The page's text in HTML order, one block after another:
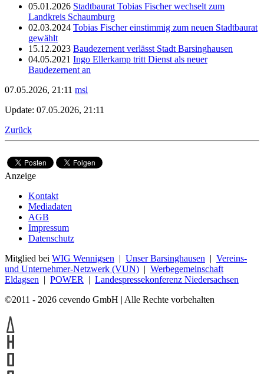
05.01.2026 Stadtbaurat Tobias Fischer wechselt zum
Landkreis Schaumburg
02.03.2024 Tobias Fischer einstimmig zum neuen Stadtbaurat
gewählt
15.12.2023 Baudezernent verlässt Stadt Barsinghausen
04.05.2021 Ingo Ellerkamp tritt Dienst als neuer
Baudezernent an
07.05.2026, 21:11 msl
Update: 07.05.2026, 21:11
Zurück
Anzeige
Kontakt
Mediadaten
AGB
Impressum
Datenschutz
Mitglied bei WIG Wennigsen | Unser Barsinghausen | Vereins-
und Unternehmer-Netzwerk (VUN) | Werbegemeinschaft
Eldagsen | POWER | Landespressekonferenz Niedersachsen
©2011 - 2026 cevendo GmbH | Alle Rechte vorbehalten